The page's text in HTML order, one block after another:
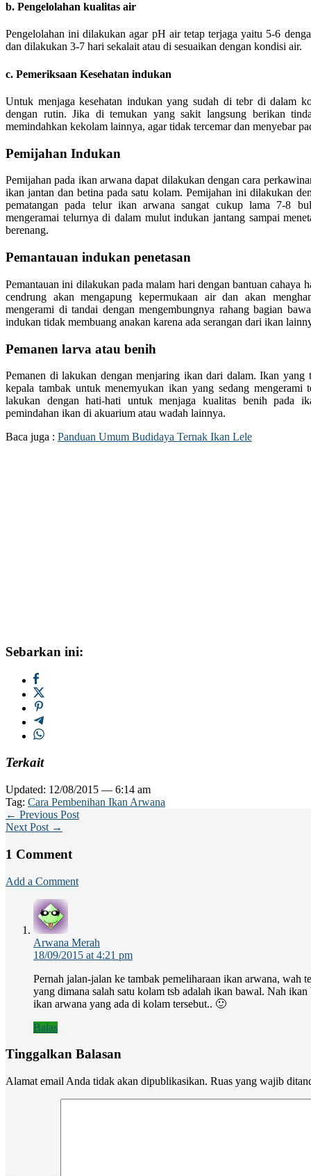
b. Pengelolahan kualitas air
Pengelolahan ini dilakukan agar pH air tetap terjaga yaitu 5-6
dan dilakukan 3-7 hari sekalait atau di sesuaikan dengan kondisi air.
c. Pemeriksaan Kesehatan indukan
Untuk menjaga kesehatan indukan yang sudah di tebr di dalam
dengan rutin. Jika di temukan yang sakit langsung berikan
memindahkan kekolam lainnya, agar tidak tercemar dan menyebar
Pemijahan Indukan
Pemijahan pada ikan arwana dapat dilakukan dengan cara
ikan jantan dan betina pada satu kolam. Pemijahan ini dilakukan
pematangan pada telur ikan arwana sangat cukup lama 7-8
mengeramai telurnya di dalam mulut indukan jantang sampai
berenang.
Pemantauan indukan penetasan
Pemantauan ini dilakukan pada malam hari dengan bantuan cahaya
cendrung akan mengapung kepermukaan air dan akan
mengerami di tandai dengan mengembungnya rahang bagian
indukan tidak membuang anakan karena ada serangan dari ikan
Pemanen larva atau benih
Pemanen di lakukan dengan menjaring ikan dari dalam. Ikan
kepala tambak untuk menemyukan ikan yang sedang mengerami
lakukan dengan hati-hati untuk menjaga kualitas benih pada
pemindahan ikan di akuarium atau wadah lainnya.
Baca juga : Panduan Umum Budidaya Ternak Ikan Lele
Sebarkan ini:
Terkait
Updated: 12/08/2015 — 6:14 am
Tag: Cara Pembenihan Ikan Arwana
← Previous Post
Next Post →
1 Comment
Add a Comment
Arwana Merah
18/09/2015 at 4:21 pm
Pernah jalan-jalan ke tambak pemeliharaan ikan arwana, wah
yang dimana salah satu kolam tsb adalah ikan bawal. Nah
ikan arwana yang ada di kolam tersebut.. 🙂
Balas
Tinggalkan Balasan
Alamat email Anda tidak akan dipublikasikan. Ruas yang wajib